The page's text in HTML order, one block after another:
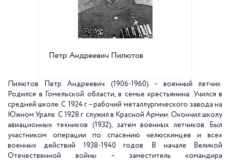
Петр Андреевич Пилютов
Пилютов Петр Андреевич (1906-1960) – военный летчик.
Родился в Гомельской области, в семье крестьянина. Учился в
средней школе. С 1924 г. – рабочий металлургического завода на
Южном Урале. С 1928 г. служил в Красной Армии. Окончил школу
авиационных техников (1932), затем военных летчиков. Был
участником операции по спасению челюскинцев и всех
военных действий 1938-1940 годов. В начале Великой
Отечественной войны – заместитель командира